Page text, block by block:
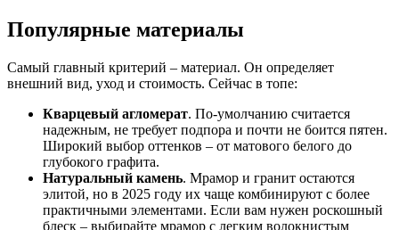
Популярные материалы
Самый главный критерий – материал. Он определяет
внешний вид, уход и стоимость. Сейчас в топе:
Кварцевый агломерат. По‑умолчанию считается
надежным, не требует подпора и почти не боится пятен.
Широкий выбор оттенков – от матового белого до
глубокого графита.
Натуральный камень. Мрамор и гранит остаются
элитой, но в 2025 году их чаще комбинируют с более
практичными элементами. Если вам нужен роскошный
блеск – выбирайте мрамор с легким волокнистым